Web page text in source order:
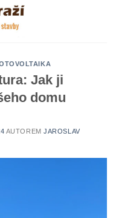
Jak ji
domu
AUTOREMJAROSLAV